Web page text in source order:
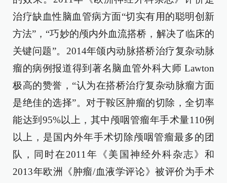
治疗缺血性脑血管病方面“切实有用的聪明创新
方法”，“巧妙的颅内外血流搭桥，解决了临床的
关键问题”。2014年颌内动脉搭桥治疗复杂动脉
瘤的病例报道得到著名脑血管外科大师 Lawton
极高的赞誉，“认为在搭桥治疗复杂动脉瘤方面
是绝佳的选择”。对于鞍区肿瘤的切除，全切率
能达到95%以上，其中颅咽管瘤年手术量110例
以上，是国内外年手术切除颅咽管瘤最多的团
队，同时在2011年《美国神经外科杂志》和
2013年欧洲《肿瘤/血液学评论》被评价为手术